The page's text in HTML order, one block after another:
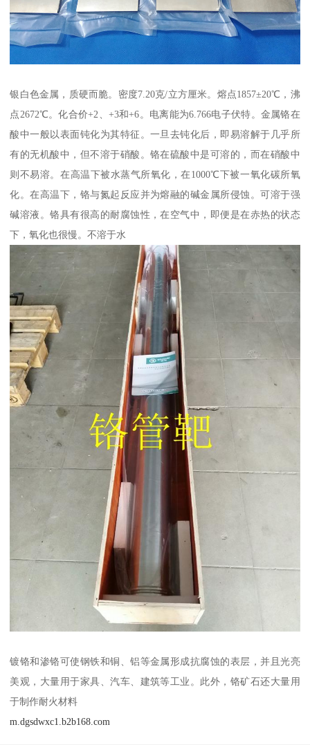
银白色金属，质硬而脆。密度7.20克/立方厘米。熔点1857±20℃，沸
点2672℃。化合价+2、+3和+6。电离能为6.766电子伏特。金属铬在
酸中一般以表面钝化为其特征。一旦去钝化后，即易溶解于几乎所
有的无机酸中，但不溶于硝酸。铬在硫酸中是可溶的，而在硝酸中
则不易溶。在高温下被水蒸气所氧化，在1000℃下被一氧化碳所氧
化。在高温下，铬与氮起反应并为熔融的碱金属所侵蚀。可溶于强
碱溶液。铬具有很高的耐腐蚀性，在空气中，即便是在赤热的状态
下，氧化也很慢。不溶于水
镀铬和渗铬可使钢铁和铜、铝等金属形成抗腐蚀的表层，并且光亮
美观，大量用于家具、汽车、建筑等工业。此外，铬矿石还大量用
于制作耐火材料
m.dgsdwxc1.b2b168.com